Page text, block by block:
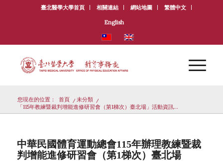
臺北醫學大學首頁 相關連結 網站地圖 繁體中文
English
您現在的位置： 首頁 / 未分類
/
「115年教練暨裁判增能進修研習會（第1梯次）臺北場」活動資訊...
中華民國體育運動總會115年辦理教練暨裁
判增能進修研習會（第1梯次）臺北場